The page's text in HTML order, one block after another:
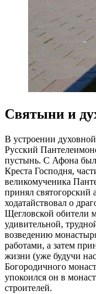
Святыни и
В устроении
Русский
пустынь. С Афона
Креста Господня,
великомученика
принял
ходатайствовал о
Щегловской обители
удивительной,
возведению
работами, а затем
жизни (уже будучи
Богородичного
упокоился он в
строителей.